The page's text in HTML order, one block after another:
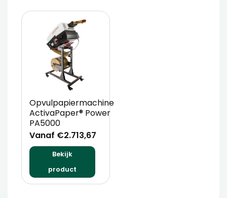
Opvulpapiermachine
ActivaPaper® Power
PA5000
Vanaf €2.713,67
Bekijk
product